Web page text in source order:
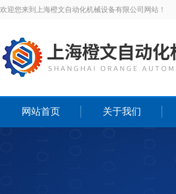
欢迎您来到上海橙文自动化机械设备有限公司网站！
网站首页 关于我们